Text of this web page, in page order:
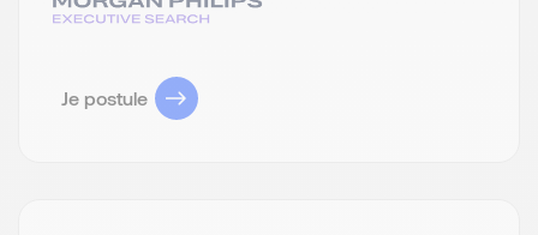
Je postule